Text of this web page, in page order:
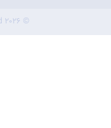
© 2026 All Rights Reserved.